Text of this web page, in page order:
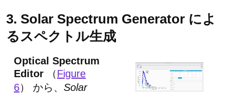
3. Solar Spectrum Generator によ
るスペクトル生成
Optical Spectrum
Editor （Figure
6） から、 Solar